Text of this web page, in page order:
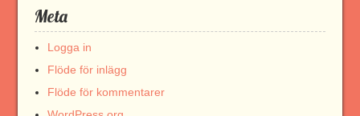
Meta
Logga in
Flöde för inlägg
Flöde för kommentarer